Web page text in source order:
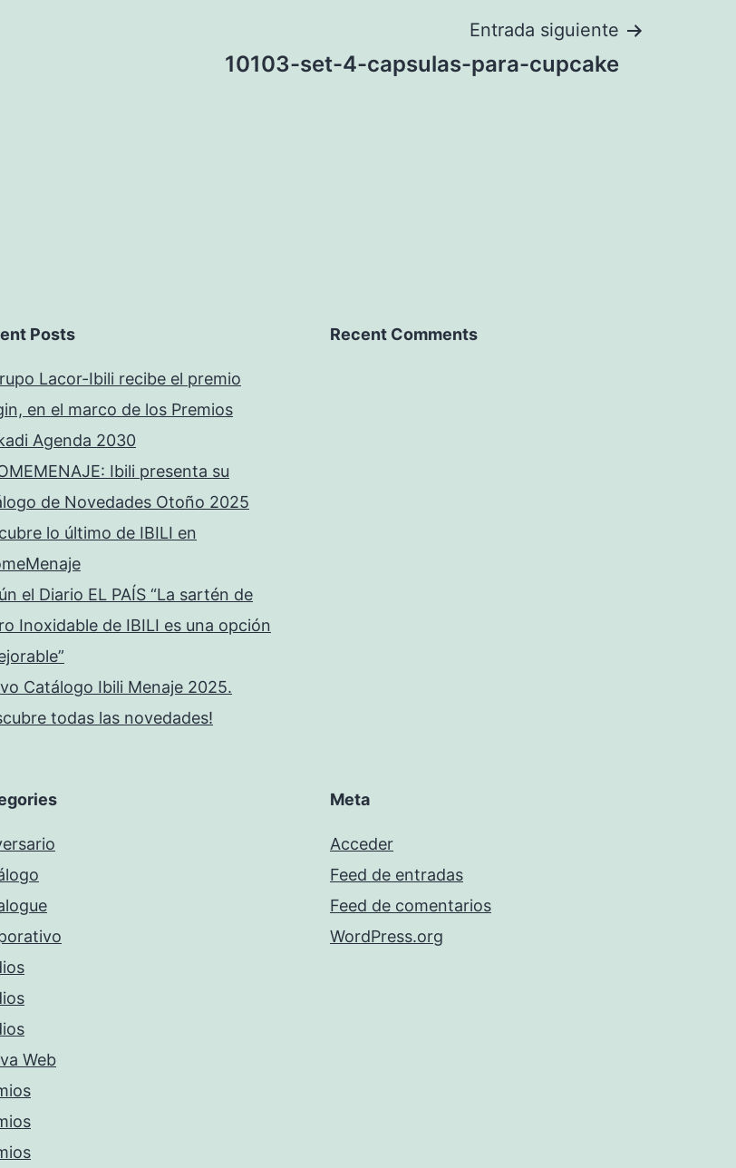
Entrada siguiente
10103-set-4-capsulas-para-cupcake
Posts
Lacor-Ibili recibe el premio
en el marco de los Premios
Agenda 2030
Ibili presenta su
de Novedades Otoño 2025
lo último de IBILI en
el Diario EL PAÍS “La sartén de
Inoxidable de IBILI es una opción
Catálogo Ibili Menaje 2025.
todas las novedades!
Recent Comments
Web
Meta
Acceder
Feed de entradas
Feed de comentarios
WordPress.org